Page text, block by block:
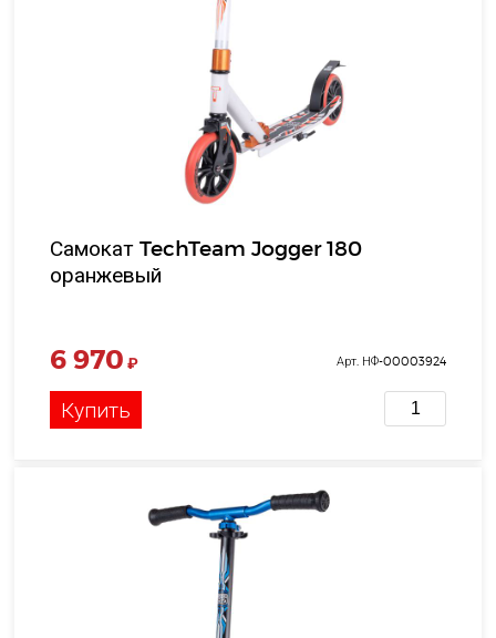
Самокат TechTeam Jogger 180
оранжевый
6 970 ₽ Арт. НФ-00003924
Купить